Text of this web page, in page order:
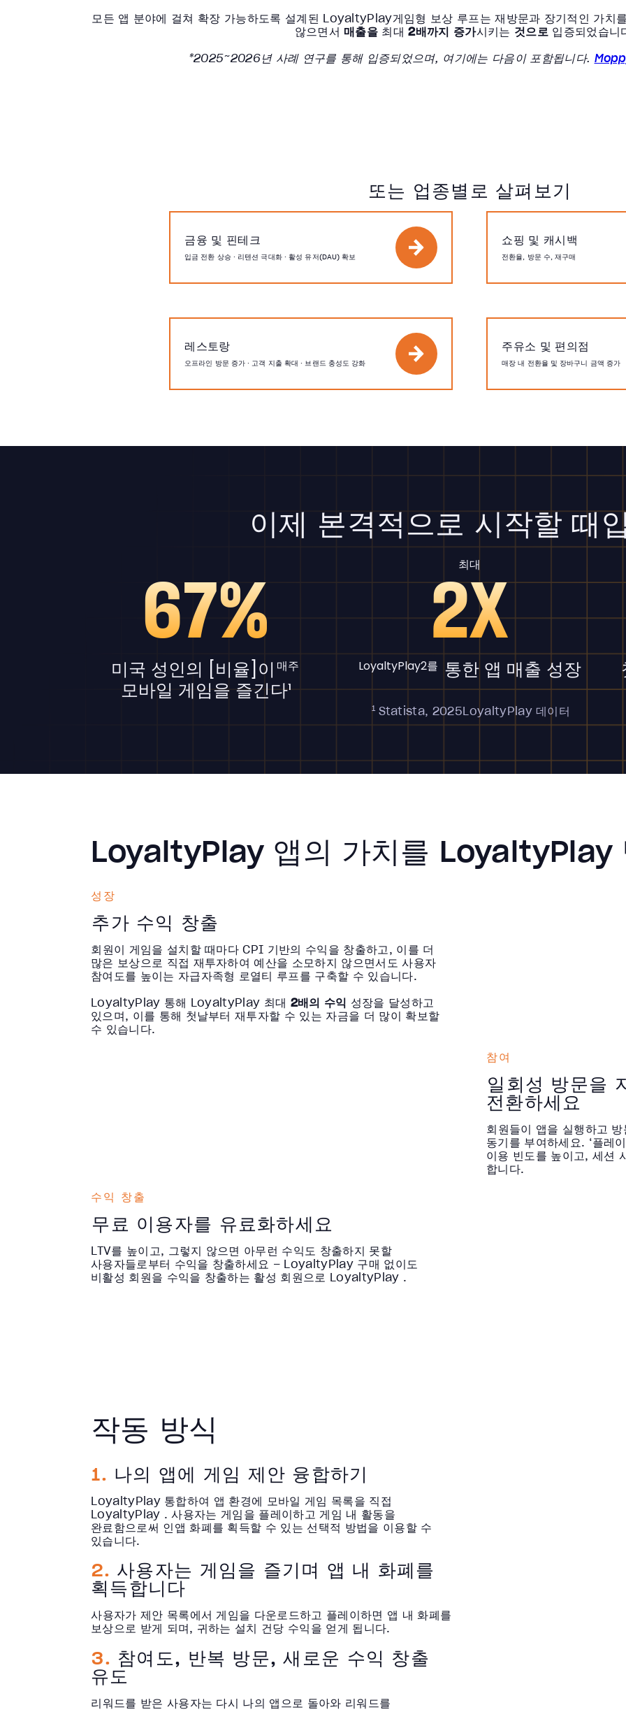
모든 앱 분야에 걸쳐 확장 가능하도록 설계된 LoyaltyPlay게임형 보상 루프는 재방문과 장기적인 가치
않으면서 매출을 최대2배까지 증가시키는 것으로입증되었습니
*2025~2026년 사례 연구를 통해 입증되었으며, 여기에는 다음이 포함됩니다.
또는 업종별로 살펴보기
금융 및 핀테크
입금 전환 상승 · 리텐션 극대화 · 활성 유저(DAU) 확보
쇼핑 및 캐시백
전환율, 방문 수, 재구매
레스토랑
오프라인 방문 증가 · 고객 지출 확대 · 브랜드 충성도 강화
주유소 및 편의점
매장 내 전환율 및 장바구니 금액 증가
이제 본격적으로 시작할 때
67%
미국 성인의 [비율]이 매주
모바일 게임을 즐긴다¹
최대
2X
LoyaltyPlay2를 통한 앱 매출 성장
1 Statista, 2025LoyaltyPlay 데이터
LoyaltyPlay 앱의 가치를 LoyaltyPlay
성장
추가 수익 창출
회원이 게임을 설치할 때마다 CPI 기반의 수익을 창출하고, 이를 더
많은 보상으로 직접 재투자하여 예산을 소모하지 않으면서도 사용자
참여도를 높이는 자급자족형 로열티 루프를 구축할 수 있습니다.
LoyaltyPlay 통해 LoyaltyPlay 최대 2배의 수익 성장을 달성하고
있으며, 이를 통해 첫날부터 재투자할 수 있는 자금을 더 많이 확보할
수 있습니다.
참여
일회성 방문을
전환하세요
회원들이 앱을 실행하고
동기를 부여하세요. ‘플
이용 빈도를 높이고, 세션
합니다.
수익 창출
무료 이용자를 유료화하세요
LTV를 높이고, 그렇지 않으면 아무런 수익도 창출하지 못할
사용자들로부터 수익을 창출하세요 – LoyaltyPlay 구매 없이도
비활성 회원을 수익을 창출하는 활성 회원으로 LoyaltyPlay .
작동 방식
1. 나의 앱에 게임 제안 융합하기
LoyaltyPlay 통합하여 앱 환경에 모바일 게임 목록을 직접
LoyaltyPlay . 사용자는 게임을 플레이하고 게임 내 활동을
완료함으로써 인앱 화폐를 획득할 수 있는 선택적 방법을 이용할 수
있습니다.
2. 사용자는 게임을 즐기며 앱 내 화폐를
획득합니다
사용자가 제안 목록에서 게임을 다운로드하고 플레이하면 앱 내 화폐를
보상으로 받게 되며, 귀하는 설치 건당 수익을 얻게 됩니다.
3. 참여도, 반복 방문, 새로운 수익 창출
유도
리워드를 받은 사용자는 다시 나의 앱으로 돌아와 리워드를